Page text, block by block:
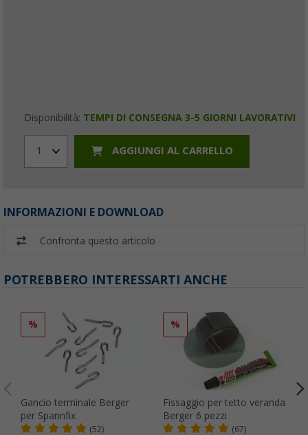
Disponibilità: TEMPI DI CONSEGNA 3-5 GIORNI LAVORATIVI
1 AGGIUNGI AL CARRELLO
INFORMAZIONI E DOWNLOAD
Confronta questo articolo
POTREBBERO INTERESSARTI ANCHE
%
Gancio terminale Berger
per Spannfix
(52)
%
Fissaggio per tetto veranda
Berger 6 pezzi
(67)